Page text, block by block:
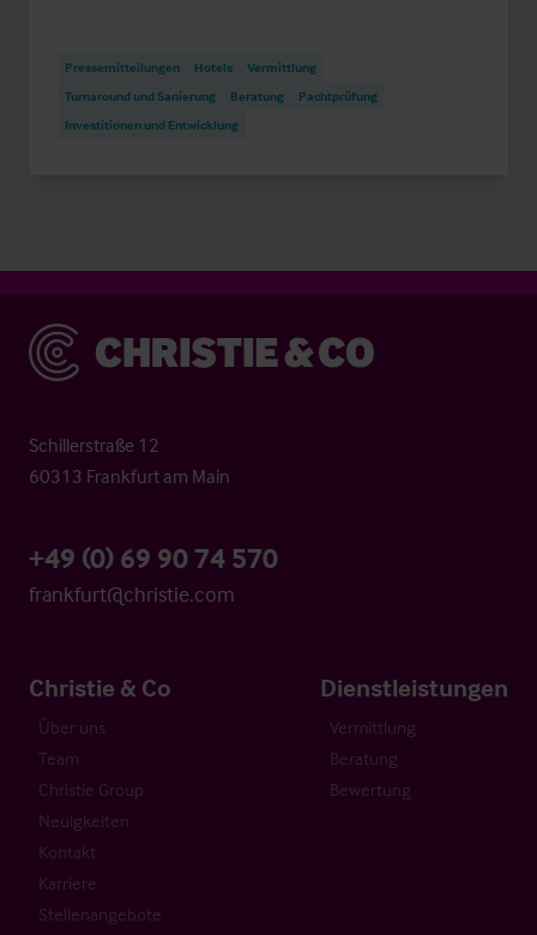
Pressemitteilungen Hotels
Vermittlung
Turnaround und Sanierung
Beratung
Pachtprüfung
Investitionen und Entwicklung
Christie & Co
Schillerstraße 12
60313 Frankfurt am Main
+49 (0) 69 90 74 570
frankfurt@christie.com
Christie & Co
Über uns
Team
Christie Group
Neuigkeiten
Kontakt
Karriere
Stellenangebote
Dienstleistungen
Vermittlung
Beratung
Bewertung